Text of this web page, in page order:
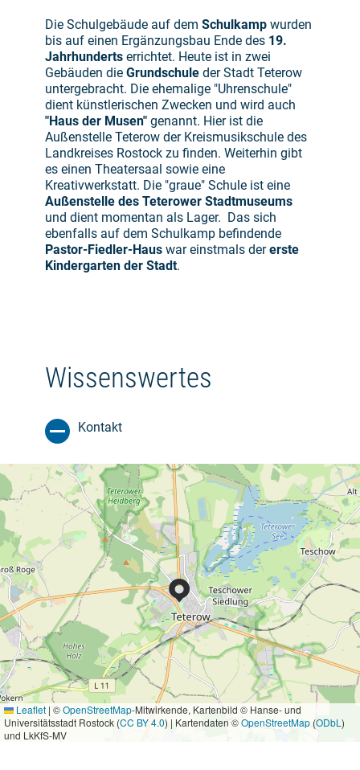
Die Schulgebäude auf dem Schulkamp wurden
bis auf einen Ergänzungsbau Ende des 19.
Jahrhunderts errichtet. Heute ist in zwei
Gebäuden die Grundschule der Stadt Teterow
untergebracht. Die ehemalige "Uhrenschule"
dient künstlerischen Zwecken und wird auch
"Haus der Musen" genannt. Hier ist die
Außenstelle Teterow der Kreismusikschule des
Landkreises Rostock zu finden. Weiterhin gibt
es einen Theatersaal sowie eine
Kreativwerkstatt. Die "graue" Schule ist eine
Außenstelle des Teterower Stadtmuseums
und dient momentan als Lager. Das sich
ebenfalls auf dem Schulkamp befindende
Pastor-Fiedler-Haus war einstmals dererste
Kindergarten der Stadt.
Wissenswertes
Kontakt
Leaflet | ©OpenStreetMap-Mitwirkende, Kartenbild © Hanse- und
Universitätsstadt Rostock (CC BY 4.0) | Kartendaten ©OpenStreetMap(ODbL )
und LkKfS-MV